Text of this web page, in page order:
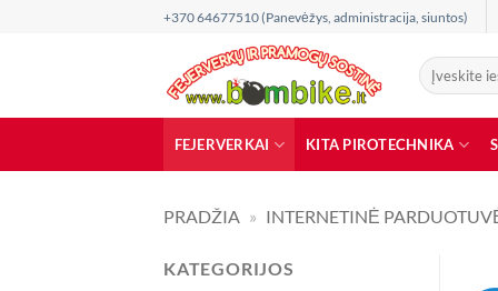
+370 64677510 (Panevėžys, administracija, siuntos)
Ieškoti:
FEJERVERKAI KITA PIROTECHNIKA
PRADŽIA » INTERNETINĖ
KATEGORIJOS